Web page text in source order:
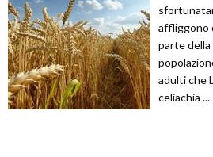
affliggono
parte della
adulti che
celiachia ...